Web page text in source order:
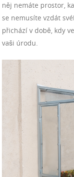
něj nemáte prostor,
se nemusíte vzdát
přichází v době, kdy
vaši úrodu.